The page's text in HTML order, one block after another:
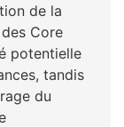
de la
Core
potentielle
tandis
du